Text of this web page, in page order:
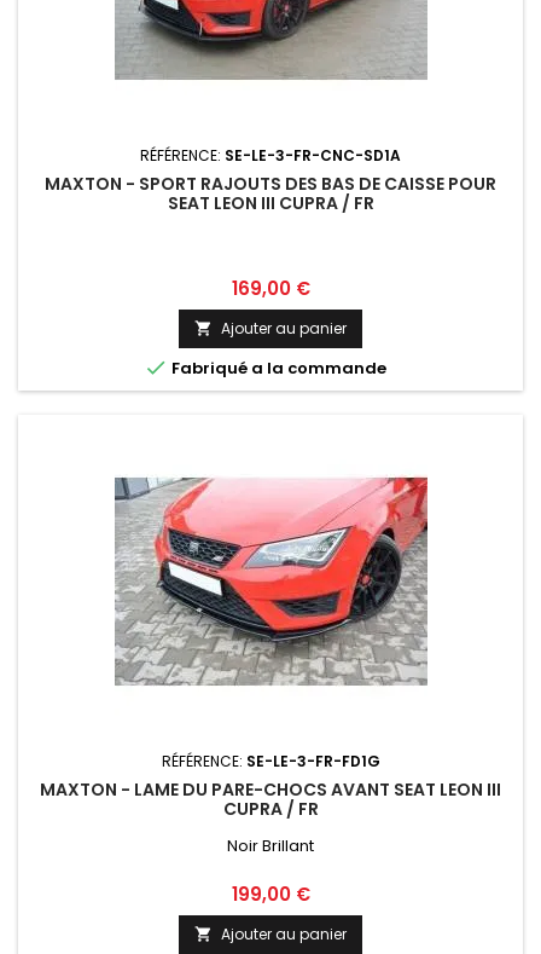
RÉFÉRENCE: SE-LE-3-FR-CNC-SD1A
MAXTON - SPORT RAJOUTS DES BAS DE CAISSE POUR
SEAT LEON III CUPRA / FR
Prix
169,00 €
 Ajouter au panier
 Fabriqué a la commande
RÉFÉRENCE: SE-LE-3-FR-FD1G
MAXTON - LAME DU PARE-CHOCS AVANT SEAT LEON III
CUPRA / FR
Noir Brillant
Prix
199,00 €
 Ajouter au panier